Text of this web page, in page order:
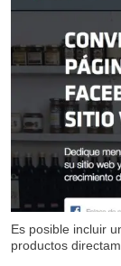
Es posible incluir
productos